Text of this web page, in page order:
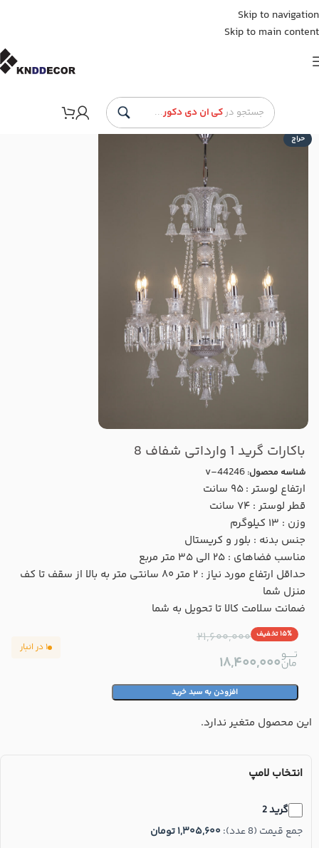
Skip to navigation
Skip to main content
جستجو در کی ان دی دکور...
حراج
باکارات گرید 1 وارداتی شفاف 8
شناسه محصول:v-44246
ارتفاع لوستر : ۹۵ سانت
قطر لوستر : ۷۴ سانت
وزن : ۱۳ کیلوگرم
جنس بدنه : بلور و کریستال
مناسب فضاهای : ۲۵ الی ۳۵ متر مربع
حداقل ارتفاع مورد نیاز : ۲ متر ۸۰ سانتی متر به بالا از سقف تا کف
منزل شما
ضمانت سلامت کالا تا تحویل به شما
۱۵% تخفیف ۲۱,۶۰۰,۰۰۰
۱۸,۴۰۰,۰۰۰
۱ در انبار
افزودن به سبد خرید
این محصول متغیر ندارد.
انتخاب لامپ
گرید 2
جمع قیمت (8 عدد):
۱,۳۰۵,۶۰۰تومان